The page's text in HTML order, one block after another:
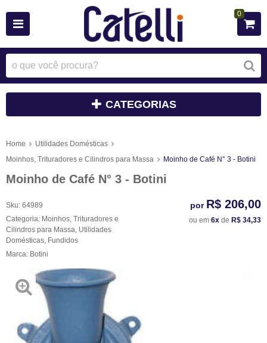
0
CATEGORIAS
Home
Utilidades Domésticas
Moinhos, Trituradores e Cilindros para Massa
Moinho de Café N° 3 - Botini
Moinho de Café N° 3 - Botini
Sku: 64989
Categoria: Moinhos, Trituradores e
Cilindros para Massa Utilidades
Domésticas Fundidos
Marca: Botini
por R$ 206,00
ou em 6x de R$ 34,33